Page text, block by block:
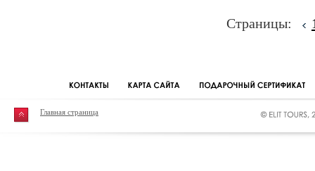
Страницы:
Главная страница